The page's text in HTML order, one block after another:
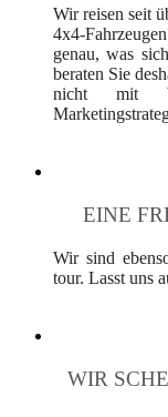
Wir reisen seit
4x4-
genau, was
beraten Sie
nicht mit
EINE
Wir sind
tour. Lasst uns
WIR